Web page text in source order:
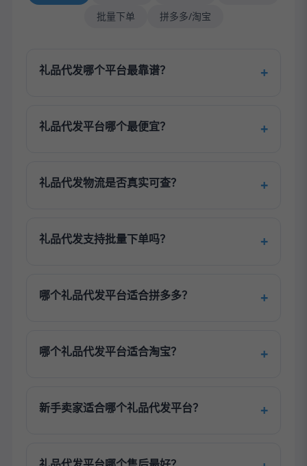
批量下单
拼多多/淘宝
礼品代发哪个平台最靠谱？
礼品代发平台哪个最便宜？
礼品代发物流是否真实可查？
礼品代发支持批量下单吗？
哪个礼品代发平台适合拼多多？
哪个礼品代发平台适合淘宝？
新手卖家适合哪个礼品代发平台？